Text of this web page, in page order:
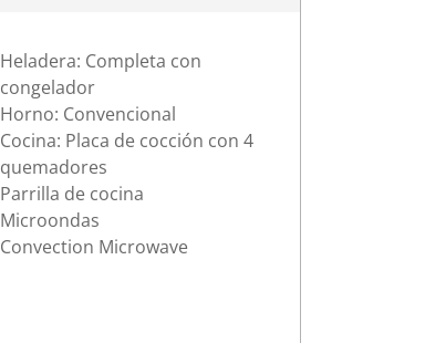
Heladera: Completa con
congelador
Horno: Convencional
Cocina: Placa de cocción con 4
quemadores
Parrilla de cocina
Microondas
Convection Microwave